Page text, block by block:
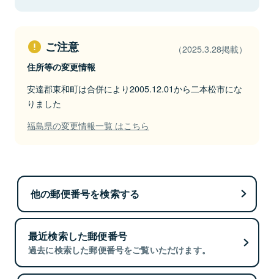
ご注意 （2025.3.28掲載）
住所等の変更情報
安達郡東和町は合併により2005.12.01から二本松市にな
りました
福島県の変更情報一覧 はこちら
他の郵便番号を検索する
最近検索した郵便番号
過去に検索した郵便番号をご覧いただけます。